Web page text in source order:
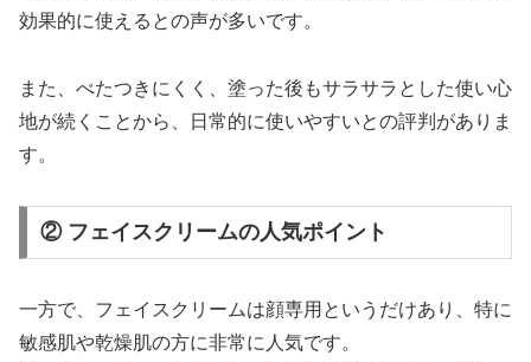
効果的に使えるとの声が多いです。
また、べたつきにくく、塗った後もサラサラとした使い心
地が続くことから、日常的に使いやすいとの評判がありま
す。
② フェイスクリームの人気ポイント
一方で、フェイスクリームは顔専用というだけあり、特に
敏感肌や乾燥肌の方に非常に人気です。